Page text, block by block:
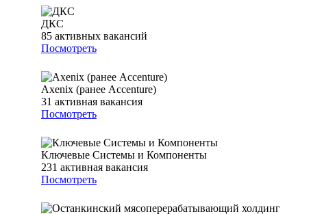
ДКС
85 активных вакансий
Посмотреть
Axenix (ранее Accenture)
31 активная вакансия
Посмотреть
Ключевые Системы и Компоненты
231 активная вакансия
Посмотреть